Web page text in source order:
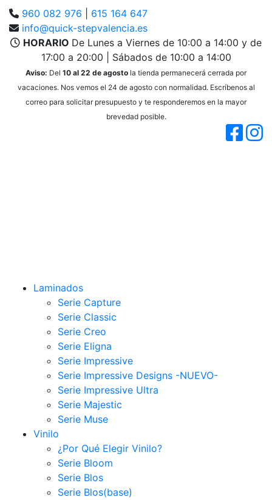
960 082 976
615 164 647
info@quick-stepvalencia.es
HORARIO De Lunes a Viernes de 10:00 a 14:00 y de
17:00 a 20:00 | Sábados de 10:00 a 14:00
Aviso: Del 10 al 22 de agosto la tienda permanecerá cerrada por
vacaciones. Nos vemos el 24 de agosto con normalidad. Escríbenos al
correo para solicitar presupuesto y te responderemos en la mayor
brevedad posible.
Laminados
Serie Capture
Serie Classic
Serie Creo
Serie Eligna
Serie Impressive
Serie Impressive Designs -NUEVO-
Serie Impressive Ultra
Serie Majestic
Serie Muse
Vinilo
¿Por Qué Elegir Vinilo?
Serie Bloom
Serie Blos
Serie Blos(base)